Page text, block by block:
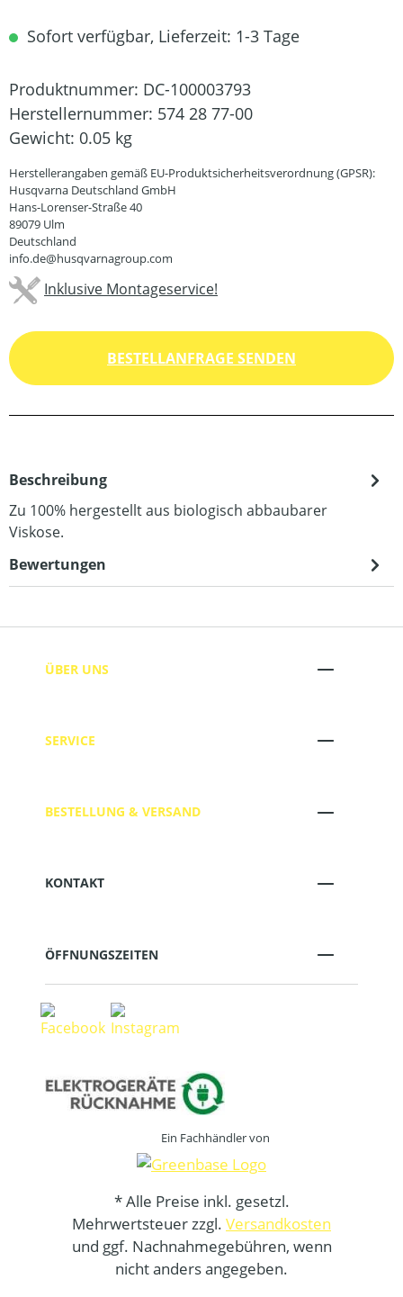
Sofort verfügbar, Lieferzeit: 1-3 Tage
Produktnummer: DC-100003793
Herstellernummer: 574 28 77-00
Gewicht: 0.05 kg
Herstellerangaben gemäß EU-Produktsicherheitsverordnung (GPSR):
Husqvarna Deutschland GmbH
Hans-Lorenser-Straße 40
89079 Ulm
Deutschland
info.de@husqvarnagroup.com
Inklusive Montageservice!
BESTELLANFRAGE SENDEN
Beschreibung
Zu 100% hergestellt aus biologisch abbaubarer
Viskose.
Bewertungen
ÜBER UNS
SERVICE
BESTELLUNG & VERSAND
KONTAKT
ÖFFNUNGSZEITEN
Ein Fachhändler von
* Alle Preise inkl. gesetzl.
Mehrwertsteuer zzgl. Versandkosten
und ggf. Nachnahmegebühren, wenn
nicht anders angegeben.